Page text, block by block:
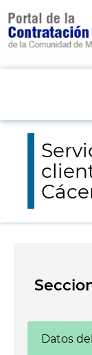
contenido
principal
Menú
Datos